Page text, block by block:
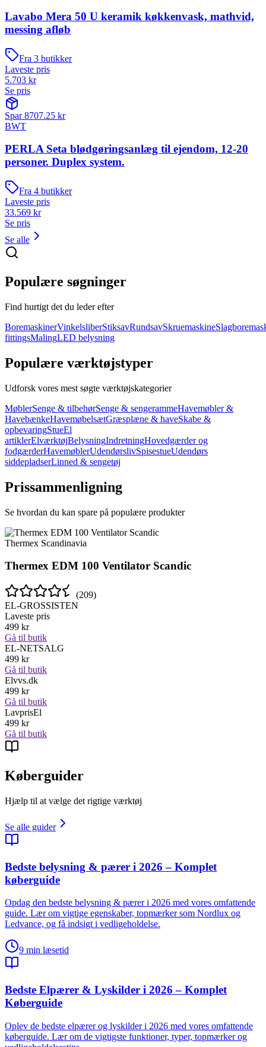
Lavabo Mera 50 U keramik køkkenvask, mathvid,
messing afløb
Fra 3 butikker
Laveste pris
5.703 kr
Se pris
Spar8707.25 kr
BWT
PERLA Seta blødgøringsanlæg til ejendom, 12-20
personer. Duplex system.
Fra 4 butikker
Laveste pris
33.569 kr
Se pris
Se alle
Populære søgninger
Find hurtigt det du leder efter
BoremaskinerVinkelsliberStiksavRundsavSkruemaskine
fittingsMalingLED belysning
Populære værktøjstyper
Udforsk vores mest søgte værktøjskategorier
MøblerSenge & tilbehørSenge & sengerammeHavemøbler &
HavebænkeHavemøbelsætGræsplæne & haveSkabe &
opbevaringStueEl
artiklerElværktøjBelysningIndretningHovedgærder og
fodgærderHavemøblerUdendørslivSpisestueUdendørs
siddepladserLinned & sengetøj
Prissammenligning
Se hvordan du kan spare på populære produkter
Thermex Scandinavia
Thermex EDM 100 Ventilator Scandic
(209)
EL-GROSSISTEN
Laveste pris
499 kr
Gå til butik
EL-NETSALG
499 kr
Gå til butik
Elvvs.dk
499 kr
Gå til butik
LavprisEl
499 kr
Gå til butik
Køberguider
Hjælp til at vælge det rigtige værktøj
Se alle guider
Bedste belysning & pærer i 2026 – Komplet
køberguide
Opdag den bedste belysning & pærer i 2026 med vores omfattende
guide. Lær om vigtige egenskaber, topmærker som Nordlux og
Ledvance, og få indsigt i vedligeholdelse.
9 min læsetid
Bedste Elpærer & Lyskilder i 2026 – Komplet
Køberguide
Oplev de bedste elpærer og lyskilder i 2026 med vores omfattende
køberguide. Lær om de vigtigste funktioner, typer, topmærker og